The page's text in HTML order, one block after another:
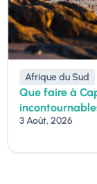
Afrique du Sud
Que faire à
3 Août, 2026